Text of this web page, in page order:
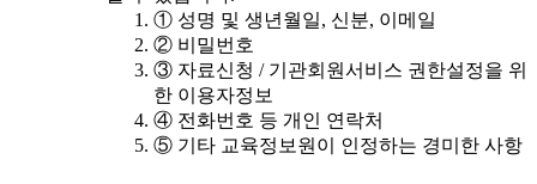
① 성명 및 생년월일, 신분, 이메일
② 비밀번호
③ 자료신청 / 기관회원서비스 권한설정을 위
한 이용자정보
④ 전화번호 등 개인 연락처
⑤ 기타 교육정보원이 인정하는 경미한 사항